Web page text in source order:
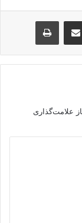
اشتراک گذاری با ایمیل چاپ
علامت‌گذاری